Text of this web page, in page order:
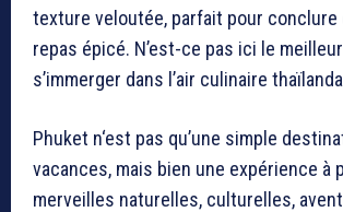
texture veloutée, parfait pour conclure
repas épicé. N’est-ce pas ici le
s’immerger dans l’air culinaire
Phuket n‘est pas qu’une simple
vacances, mais bien une expérience à
merveilles naturelles, culturelles,